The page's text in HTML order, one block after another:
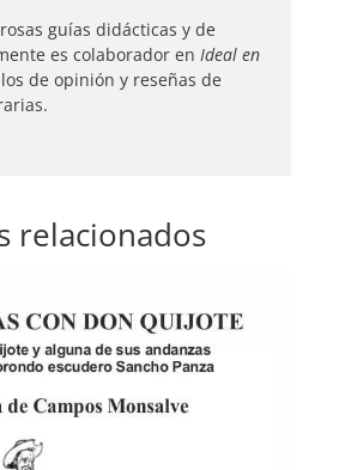
guías didácticas y de
es colaborador en Ideal en
de opinión y reseñas de
relacionados